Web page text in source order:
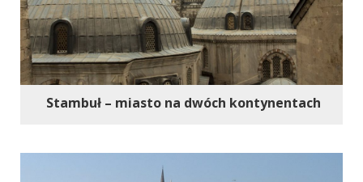
Stambuł – miasto na dwóch kontynentach